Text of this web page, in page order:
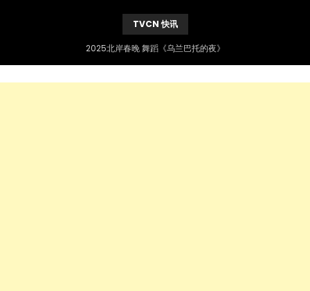
TVCN 快讯
2025北岸春晚 舞蹈《乌兰巴托的夜》